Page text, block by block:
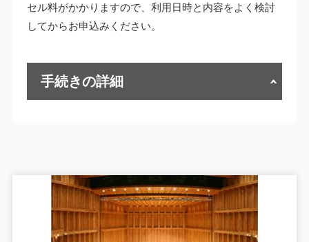
セル料がかかりますので、利用日時と内容をよく検討
してからお申込みください。
手続きの詳細